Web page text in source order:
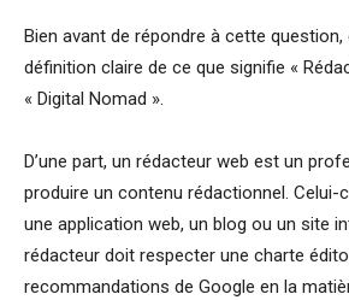
Bien avant de répondre à cette question,
définition claire de ce que signifie «
« Digital Nomad ».
D’une part, un rédacteur web est un
produire un contenu rédactionnel. Celui-
une application web, un blog ou un site
rédacteur doit respecter une charte
recommandations de Google en la